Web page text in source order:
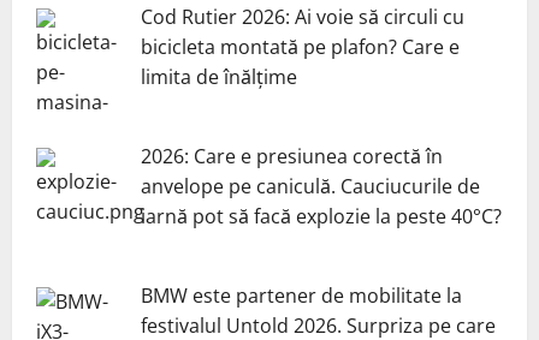
Cod Rutier 2026: Ai voie să circuli cu
bicicleta montată pe plafon? Care e
limita de înălțime
2026: Care e presiunea corectă în
anvelope pe caniculă. Cauciucurile de
iarnă pot să facă explozie la peste 40°C?
BMW este partener de mobilitate la
festivalul Untold 2026. Surpriza pe care